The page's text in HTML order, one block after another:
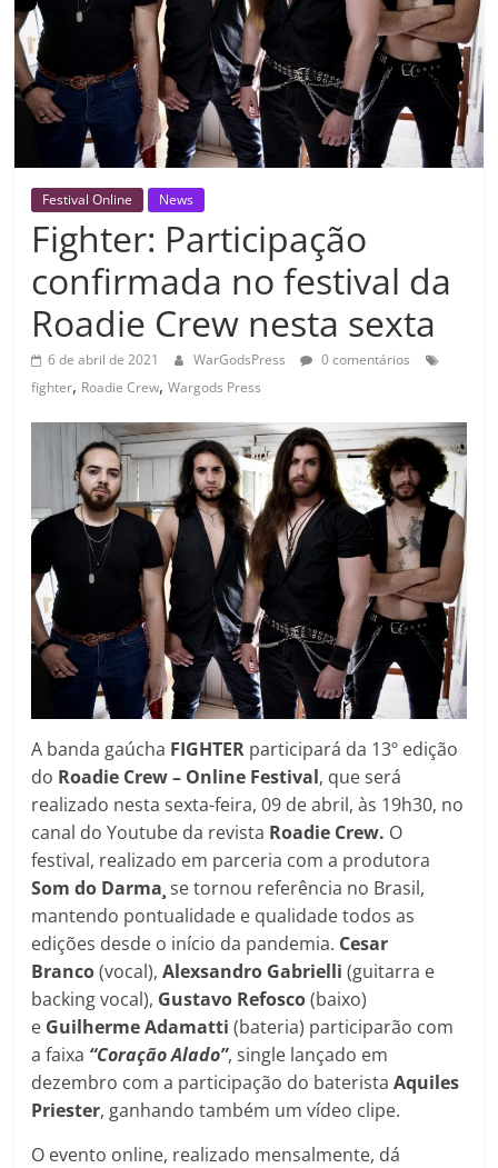
Festival Online News
Fighter: Participação
confirmada no festival da
Roadie Crew nesta sexta
6 de abril de 2021 WarGodsPress
0 comentários
fighter, Roadie Crew,Wargods Press
A banda gaúcha FIGHTER participará da 13º edição
do Roadie Crew – Online Festival, que será
realizado nesta sexta-feira, 09 de abril, às 19h30, no
canal do Youtube da revista Roadie Crew. O
festival, realizado em parceria com a produtora
Som do Darma¸se tornou referência no Brasil,
mantendo pontualidade e qualidade todos as
edições desde o início da pandemia. Cesar
Branco(vocal),Alexsandro Gabrielli(guitarra e
backing vocal), Gustavo Refosco(baixo)
e Guilherme Adamatti(bateria) participarão com
a faixa “Coração Alado”, single lançado em
dezembro com a participação do bateristaAquiles
Priester, ganhando também um vídeo clipe.
O evento online, realizado mensalmente, dá